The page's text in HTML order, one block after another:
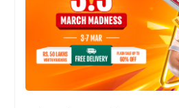
समाचार